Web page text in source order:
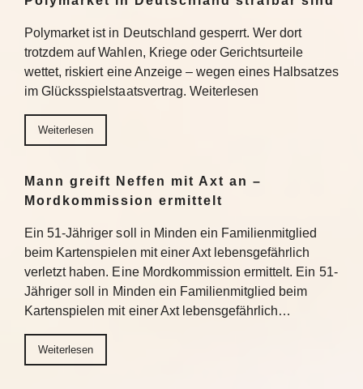
Polymarket ist in Deutschland gesperrt. Wer dort
trotzdem auf Wahlen, Kriege oder Gerichtsurteile
wettet, riskiert eine Anzeige – wegen eines Halbsatzes
im Glücksspielstaatsvertrag. Weiterlesen
Weiterlesen
Mann greift Neffen mit Axt an –
Mordkommission ermittelt
Ein 51-Jähriger soll in Minden ein Familienmitglied
beim Kartenspielen mit einer Axt lebensgefährlich
verletzt haben. Eine Mordkommission ermittelt. Ein 51-
Jähriger soll in Minden ein Familienmitglied beim
Kartenspielen mit einer Axt lebensgefährlich…
Weiterlesen